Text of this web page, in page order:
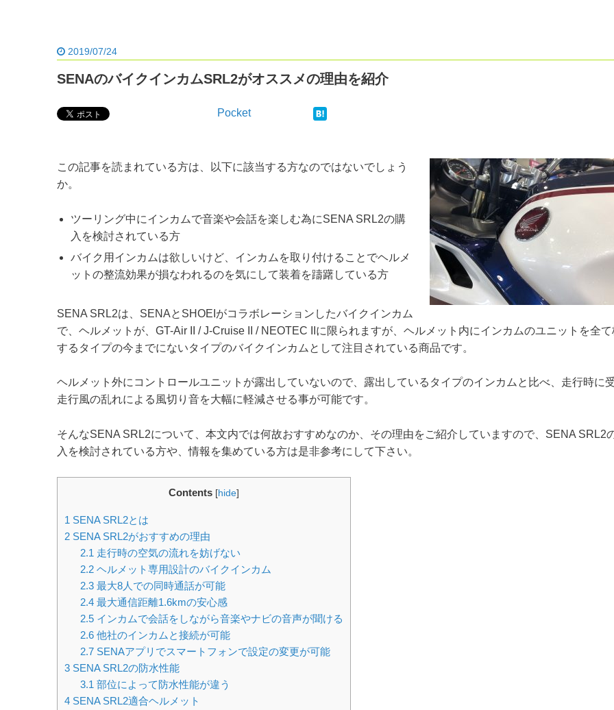
2019/07/24
SENAのバイクインカムSRL2がオススメの理由を紹介
Pocket
この記事を読まれている方は、以下に該当する方なのではないでしょう
か。
ツーリング中にインカムで音楽や会話を楽しむ為にSENA SRL2の購
入を検討されている方
バイク用インカムは欲しいけど、インカムを取り付けることでヘルメ
ットの整流効果が損なわれるのを気にして装着を躊躇している方
SENA SRL2は、SENAとSHOEIがコラボレーションしたバイクインカム
で、ヘルメットが、GT-Air II / J-Cruise II / NEOTEC IIに限られますが、ヘルメット内にインカムのユニットを全て
するタイプの今までにないタイプのバイクインカムとして注目されている商品です。
ヘルメット外にコントロールユニットが露出していないので、露出しているタイプのインカムと比べ、走行時に
走行風の乱れによる風切り音を大幅に軽減させる事が可能です。
そんなSENA SRL2について、本文内では何故おすすめなのか、その理由をご紹介していますので、SENA SRL2
入を検討されている方や、情報を集めている方は是非参考にして下さい。
Contents [hide]
1 SENA SRL2とは
2 SENA SRL2がおすすめの理由
2.1 走行時の空気の流れを妨げない
2.2ヘルメット専用設計のバイクインカム
2.3最大8人での同時通話が可能
2.4最大通信距離1.6kmの安心感
2.5インカムで会話をしながら音楽やナビの音声が聞ける
2.6他社のインカムと接続が可能
2.7SENAアプリでスマートフォンで設定の変更が可能
3 SENA SRL2の防水性能
3.1 部位によって防水性能が違う
4 SENA SRL2適合ヘルメット